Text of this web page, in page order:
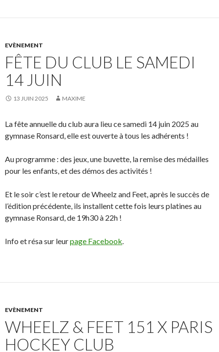
EVÈNEMENT
FÊTE DU CLUB LE SAMEDI
14 JUIN
13 JUIN 2025 MAXIME
La fête annuelle du club aura lieu ce samedi 14 juin 2025 au
gymnase Ronsard, elle est ouverte à tous les adhérents !
Au programme : des jeux, une buvette, la remise des médailles
pour les enfants, et des démos des activités !
Et le soir c’est le retour de Wheelz and Feet, après le succès de
l’édition précédente, ils installent cette fois leurs platines au
gymnase Ronsard, de 19h30 à 22h !
Info et résa sur leurpage Facebook.
EVÈNEMENT
WHEELZ & FEET 151 X PARIS
HOCKEY CLUB